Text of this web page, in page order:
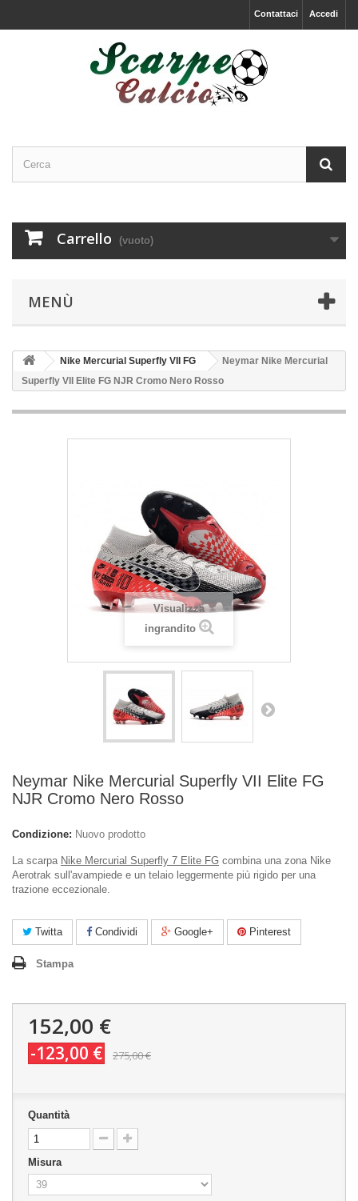
Accedi
Contattaci
Carrello (vuoto)
MENÙ
Nike Mercurial Superfly VII FG
Neymar Nike Mercurial
Superfly VII Elite FG NJR Cromo Nero Rosso
Visualizza
ingrandito
Neymar Nike Mercurial Superfly VII Elite FG
NJR Cromo Nero Rosso
Condizione: Nuovo prodotto
La scarpa Nike Mercurial Superfly 7 Elite FG combina una zona Nike
Aerotrak sull'avampiede e un telaio leggermente più rigido per una
trazione eccezionale.
Twitta Condividi Google+ Pinterest
Stampa
152,00 €
-123,00 € 275,00 €
Quantità
Misura